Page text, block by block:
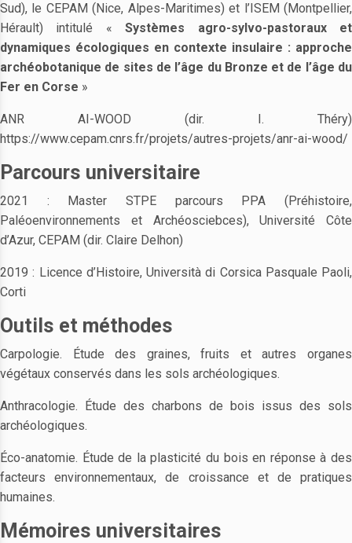
Sud), le CEPAM (Nice, Alpes-Maritimes) et l’ISEM (Montpellier,
Hérault) intitulé «Systèmes agro-sylvo-pastoraux et
dynamiques écologiques en contexte insulaire : approche
archéobotanique de sites de l’âge du Bronze et de l’âge du
Fer en Corse »
ANR AI-WOOD (dir. I. Théry)
https://www.cepam.cnrs.fr/projets/autres-projets/anr-ai-wood/
Parcours universitaire
2021 : Master STPE parcours PPA (Préhistoire,
Paléoenvironnements et Archéosciebces), Université Côte
d’Azur, CEPAM (dir. Claire Delhon)
2019 : Licence d’Histoire, Università di Corsica Pasquale Paoli,
Corti
Outils et méthodes
Carpologie. Étude des graines, fruits et autres organes
végétaux conservés dans les sols archéologiques.
Anthracologie. Étude des charbons de bois issus des sols
archéologiques.
Éco-anatomie. Étude de la plasticité du bois en réponse à des
facteurs environnementaux, de croissance et de pratiques
humaines.
Mémoires universitaires